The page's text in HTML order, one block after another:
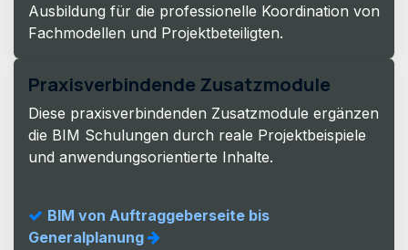
Ausbildung für die professionelle Koordination von
Fachmodellen und Projektbeteiligten.
Praxisverbindende Zusatzmodule
Diese praxisverbindenden Zusatzmodule ergänzen
die BIM Schulungen durch reale Projektbeispiele
und anwendungsorientierte Inhalte.
BIM von Auftraggeberseite bis
Generalplanung